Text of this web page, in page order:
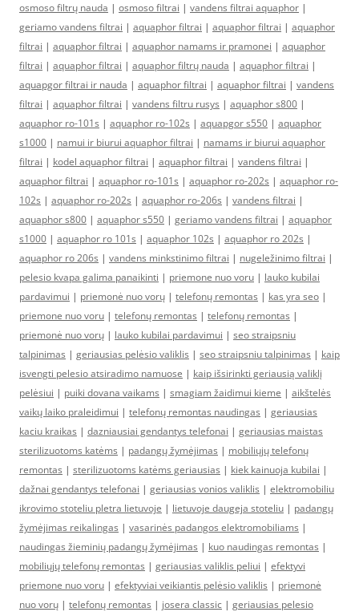
osmoso filtrų nauda | osmoso filtrai | vandens filtrai aquaphor |
geriamo vandens filtrai | aquaphor filtrai | aquaphor filtrai | aquaphor
filtrai | aquaphor filtrai | aquaphor namams ir pramonei | aquaphor
filtrai | aquaphor filtrai | aquaphor filtrų nauda | aquaphor filtrai |
aquapgor filtrai ir nauda | aquaphor filtrai | aquaphor filtrai | vandens
filtrai | aquaphor filtrai | vandens filtru rusys | aquaphor s800 |
aquaphor ro-101s | aquaphor ro-102s | aquapgor s550 | aquaphor
s1000 | namui ir biurui aquaphor filtrai | namams ir biurui aquaphor
filtrai | kodel aquaphor filtrai | aquaphor filtrai | vandens filtrai |
aquaphor filtrai | aquaphor ro-101s | aquaphor ro-202s | aquaphor ro-
102s | aquaphor ro-202s | aquaphor ro-206s | vandens filtrai |
aquaphor s800 | aquaphor s550 | geriamo vandens filtrai | aquaphor
s1000 | aquaphor ro 101s | aquaphor 102s | aquaphor ro 202s |
aquaphor ro 206s | vandens minkstinimo filtrai | nugeležinimo filtrai |
pelesio kvapa galima panaikinti | priemone nuo voru | lauko kubilai
pardavimui | priemonė nuo vorų | telefonų remontas | kas yra seo |
priemone nuo voru | telefonų remontas | telefonų remontas |
priemonė nuo vorų | lauko kubilai pardavimui | seo straipsniu
talpinimas | geriausias pelėsio valiklis | seo straipsniu talpinimas | kaip
isvengti pelesio atsiradimo namuose | kaip išsirinkti geriausią valiklį
pelėsiui | puiki dovana vaikams | smagiam žaidimui kieme | aikštelės
vaikų laiko praleidimui | telefonų remontas naudingas | geriausias
kaciu kraikas | dazniausiai gendantys telefonai | geriausias maistas
sterilizuotoms katėms | padangų žymėjimas | mobiliųjų telefonų
remontas | sterilizuotoms katėms geriausias | kiek kainuoja kubilai |
dažnai gendantys telefonai | geriausias vonios valiklis | elektromobiliu
ikrovimo stoteliu pletra lietuvoje | lietuvoje daugeja stoteliu | padangų
žymėjimas reikalingas | vasarinės padangos elektromobiliams |
naudingas žieminių padangų žymėjimas | kuo naudingas remontas |
mobiliųjų telefonų remontas | geriausias valiklis peliui | efektyvi
priemone nuo voru | efektyviai veikiantis pelėsio valiklis | priemonė
nuo vorų | telefonų remontas | josera classic | geriausias pelesio